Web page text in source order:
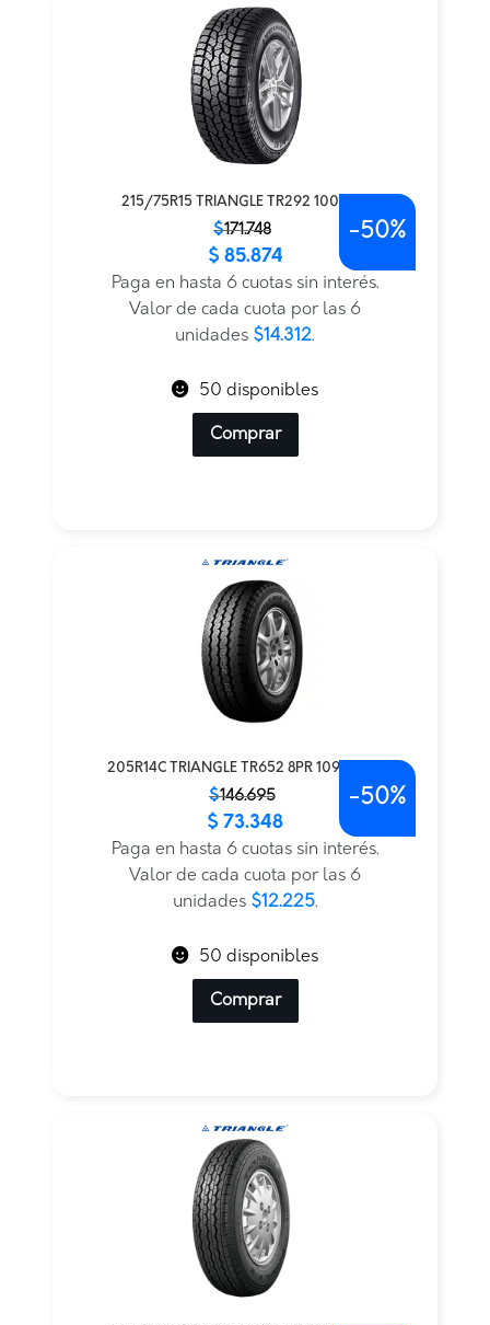
215/75R15 TRIANGLE TR292 100S AT
$171.748
original
actual
$ 85.874
Paga en hasta 6 cuotas sin interés.
Valor de cada cuota por las 6
unidades $14.312.
-50%
50 disponibles
Comprar
205R14C TRIANGLE TR652 8PR 109/107Q
$146.695
original
actual
$ 73.348
Paga en hasta 6 cuotas sin interés.
Valor de cada cuota por las 6
unidades $12.225.
-50%
50 disponibles
Comprar